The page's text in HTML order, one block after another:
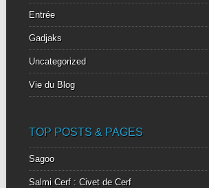
Entrée
Gadjaks
Uncategorized
Vie du Blog
TOP POSTS & PAGES
Sagoo
Salmi Cerf : Civet de Cerf